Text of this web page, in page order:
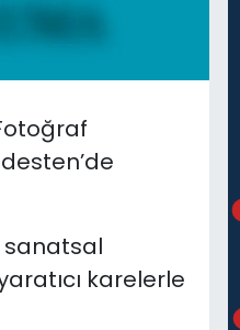
sanatsal
karelerle